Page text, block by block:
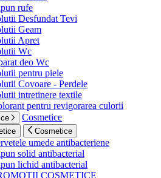
rufe
Desfundat Tevi
Geam
Apret
Wc
deo Wc
pentru piele
Covoare - Perdele
intretinere textile
pentru revigorarea culorii
Cosmetice
Cosmetice
umede antibacteriene
solid antibacterial
lichid antibacterial
COSMETICE